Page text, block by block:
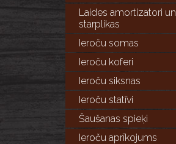
Laides amortizatori un
starplikas
Ieroču somas
Ieroču koferi
Ieroču siksnas
Ieroču statīvi
Šaušanas spieķi
Ieroču aprīkojums